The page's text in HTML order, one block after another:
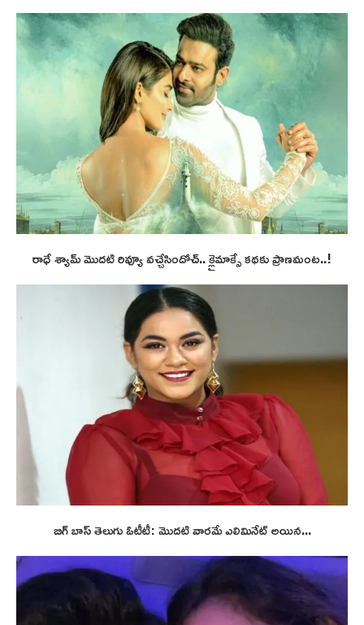
రాధే శ్యామ్ మొదటి రివ్యూ వచ్చేసిందోచ్.. క్లైమాక్సే కథకు ప్రాణమంట..!
బిగ్ బాస్ తెలుగు ఓటీటీ: మొదటి వారమే ఎలిమినేట్ అయిన...